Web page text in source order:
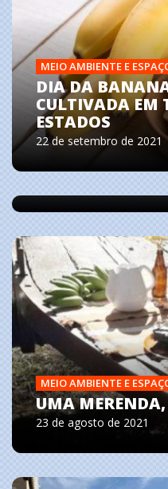
MEIO AMBIENTE E
DIA DA
CULTIVADA EM
ESTADOS
22 de setembro de 2021
MEIO AMBIENTE E
SIRENES DA
DE FUNIL
RIBEIRÃO
MEIO AMBIENTE E
UMA
23 de agosto de 2021